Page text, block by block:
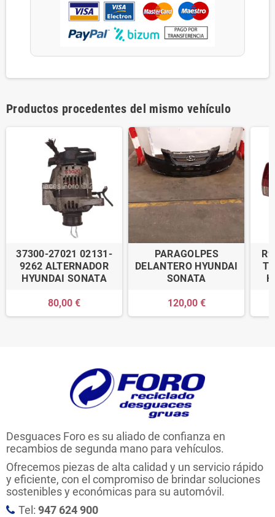
Productos procedentes del mismo vehículo
37300-27021 02131-
9262 ALTERNADOR
HYUNDAI SONATA
80,00 €
PARAGOLPES
DELANTERO HYUNDAI
SONATA
120,00 €
Desguaces Foro es su aliado de confianza en
recambios de segunda mano para vehículos.
Ofrecemos piezas de alta calidad y un servicio rápido
y eficiente, con el compromiso de brindar soluciones
sostenibles y económicas para su automóvil.
Tel: 947 624 900